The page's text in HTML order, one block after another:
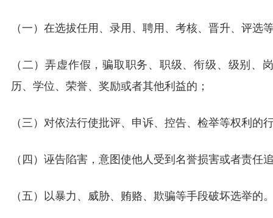
（一）在选拔任用、录用、聘用、考核、晋升、评选
（二）弄虚作假，骗取职务、职级、衔级、级别、
历、学位、荣誉、奖励或者其他利益的；
（三）对依法行使批评、申诉、控告、检举等权利的
（四）诬告陷害，意图使他人受到名誉损害或者责任
（五）以暴力、威胁、贿赂、欺骗等手段破坏选举的